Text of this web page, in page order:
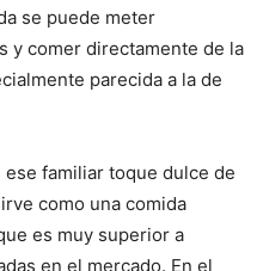
se puede meter
y comer directamente de la
parecida a la de
familiar toque dulce de
como una comida
es muy superior a
en el mercado. En el